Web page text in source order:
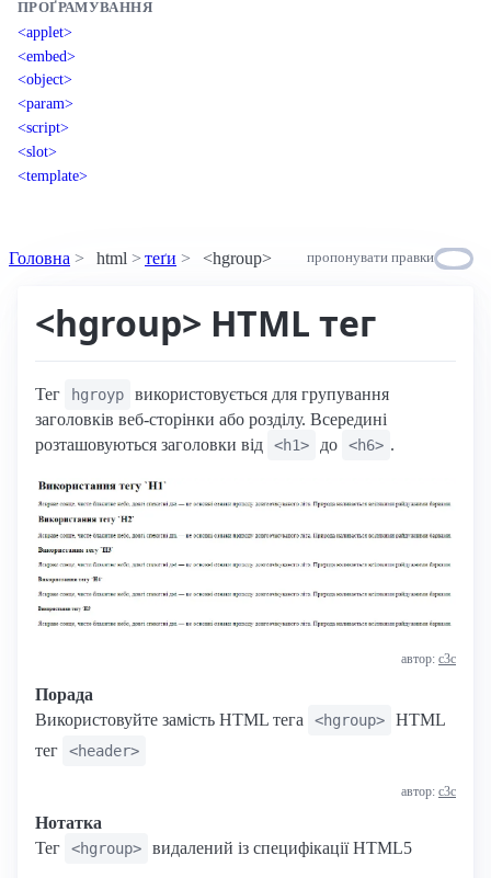
ПРОҐРАМУВАННЯ
<applet>
<embed>
<object>
<param>
<script>
<slot>
<template>
Головна html теґи <hgroup> пропонувати правки
<hgroup> HTML тег
Тег hgroyp
використовується для групування
заголовків веб-сторінки або розділу. Всередині
розташовуються заголовки від
<h1> до <h6> .
автор: с3с
Порада
Використовуйте замість HTML тега
<hgroup>
HTML
тег
<header>
автор: с3с
Нотатка
Тег
<hgroup> видалений із специфікації HTML5